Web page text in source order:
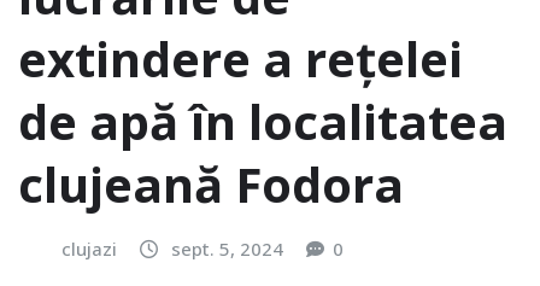
extindere a rețelei
de apă în localitatea
clujeană Fodora
clujazi sept. 5, 2024 0